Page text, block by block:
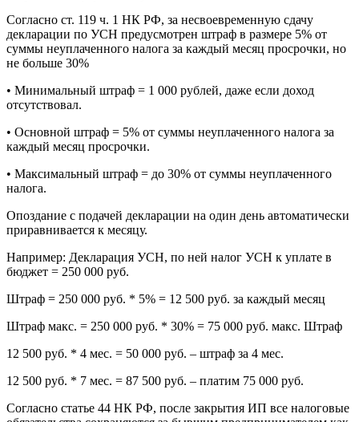
Согласно ст. 119 ч. 1 НК РФ, за несвоевременную сдачу
декларации по УСН предусмотрен штраф в размере 5% от
суммы неуплаченного налога за каждый месяц просрочки, но
не больше 30%
• Минимальный штраф = 1 000 рублей, даже если доход
отсутствовал.
• Основной штраф = 5% от суммы неуплаченного налога за
каждый месяц просрочки.
• Максимальный штраф = до 30% от суммы неуплаченного
налога.
Опоздание с подачей декларации на один день автоматически
приравнивается к месяцу.
Например: Декларация УСН, по ней налог УСН к уплате в
бюджет = 250 000 руб.
Штраф = 250 000 руб. * 5% = 12 500 руб. за каждый месяц
Штраф макс. = 250 000 руб. * 30% = 75 000 руб. макс. Штраф
12 500 руб. * 4 мес. = 50 000 руб. – штраф за 4 мес.
12 500 руб. * 7 мес. = 87 500 руб. – платим 75 000 руб.
Согласно статье 44 НК РФ, после закрытия ИП все налоговые